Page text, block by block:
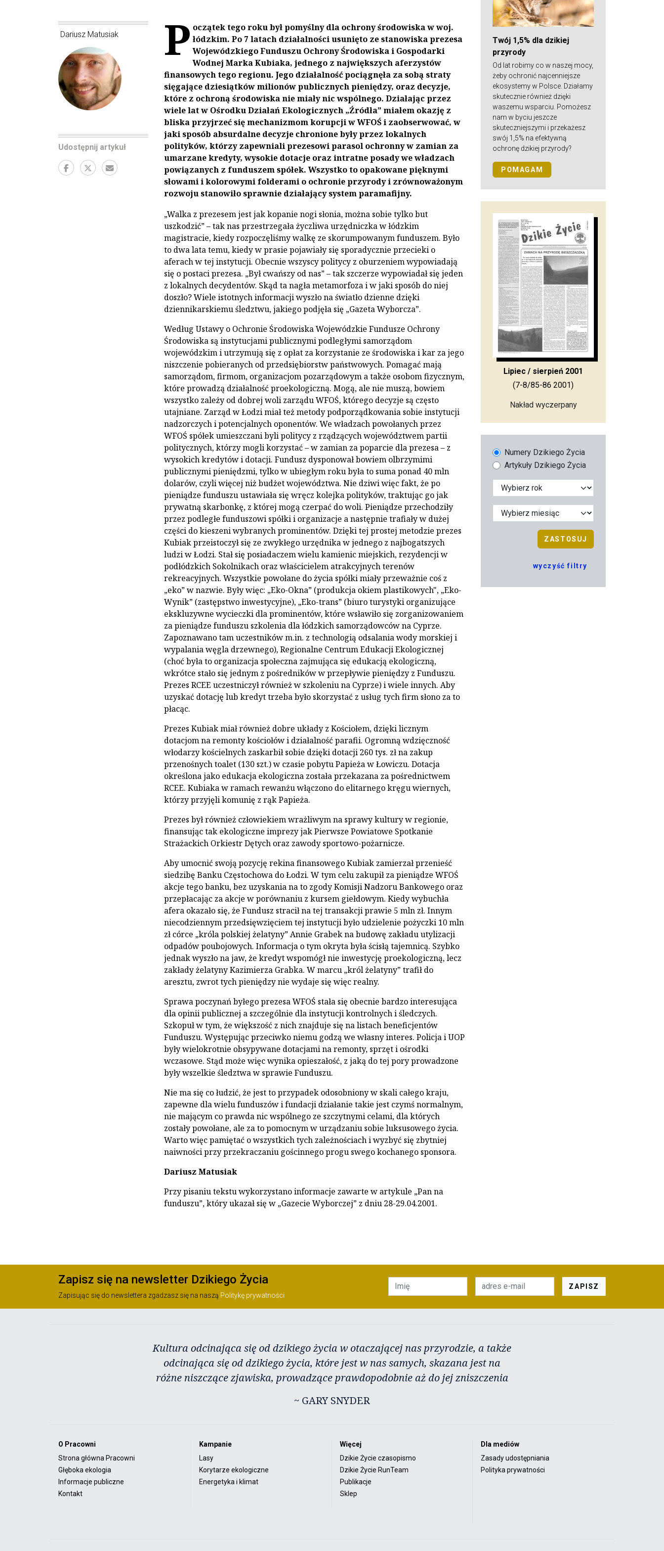
Dariusz Matusiak
Udostępnij artykuł
P oczątek tego roku był pomyślny dla ochrony środowiska w woj.
łódzkim. Po 7 latach działalności usunięto ze stanowiska prezesa
Wojewódzkiego Funduszu Ochrony Środowiska i Gospodarki
Wodnej Marka Kubiaka, jednego z największych aferzystów
finansowych tego regionu. Jego działalność pociągnęła za sobą straty
sięgające dziesiątków milionów publicznych pieniędzy, oraz decyzje,
które z ochroną środowiska nie miały nic wspólnego. Działając przez
wiele lat w Ośrodku Działań Ekologicznych „Źródła” miałem okazję z
bliska przyjrzeć się mechanizmom korupcji w WFOŚ i zaobserwować, w
jaki sposób absurdalne decyzje chronione były przez lokalnych
polityków, którzy zapewniali prezesowi parasol ochronny w zamian za
umarzane kredyty, wysokie dotacje oraz intratne posady we władzach
powiązanych z funduszem spółek. Wszystko to opakowane pięknymi
słowami i kolorowymi folderami o ochronie przyrody i zrównoważonym
rozwoju stanowiło sprawnie działający system paramafijny.
„Walka z prezesem jest jak kopanie nogi słonia, można sobie tylko but
uszkodzić” – tak nas przestrzegała życzliwa urzędniczka w łódzkim
magistracie, kiedy rozpoczęliśmy walkę ze skorumpowanym funduszem. Było
to dwa lata temu, kiedy w prasie pojawiały się sporadycznie przecieki o
aferach w tej instytucji. Obecnie wszyscy politycy z oburzeniem wypowiadają
się o postaci prezesa. „Był cwańszy od nas” – tak szczerze wypowiadał się jeden
z lokalnych decydentów. Skąd ta nagła metamorfoza i w jaki sposób do niej
doszło? Wiele istotnych informacji wyszło na światło dzienne dzięki
dziennikarskiemu śledztwu, jakiego podjęła się „Gazeta Wyborcza”.
Według Ustawy o Ochronie Środowiska Wojewódzkie Fundusze Ochrony
Środowiska są instytucjami publicznymi podległymi samorządom
wojewódzkim i utrzymują się z opłat za korzystanie ze środowiska i kar za jego
niszczenie pobieranych od przedsiębiorstw państwowych. Pomagać mają
samorządom, firmom, organizacjom pozarządowym a także osobom fizycznym,
które prowadzą działalność proekologiczną. Mogą, ale nie muszą, bowiem
wszystko zależy od dobrej woli zarządu WFOŚ, którego decyzje są często
utajniane. Zarząd w Łodzi miał też metody podporządkowania sobie instytucji
nadzorczych i potencjalnych oponentów. We władzach powołanych przez
WFOŚ spółek umieszczani byli politycy z rządzących województwem partii
politycznych, którzy mogli korzystać – w zamian za poparcie dla prezesa – z
wysokich kredytów i dotacji. Fundusz dysponował bowiem olbrzymimi
publicznymi pieniędzmi, tylko w ubiegłym roku była to suma ponad 40 mln
dolarów, czyli więcej niż budżet województwa. Nie dziwi więc fakt, że po
pieniądze funduszu ustawiała się wręcz kolejka polityków, traktując go jak
prywatną skarbonkę, z której mogą czerpać do woli. Pieniądze przechodziły
przez podległe funduszowi spółki i organizacje a następnie trafiały w dużej
części do kieszeni wybranych prominentów. Dzięki tej prostej metodzie prezes
Kubiak przeistoczył się ze zwykłego urzędnika w jednego z najbogatszych
ludzi w Łodzi. Stał się posiadaczem wielu kamienic miejskich, rezydencji w
podłódzkich Sokolnikach oraz właścicielem atrakcyjnych terenów
rekreacyjnych. Wszystkie powołane do życia spółki miały przeważnie coś z
„eko” w nazwie. Były więc: „Eko-Okna” (produkcja okiem plastikowych", „Eko-
Wynik” (zastępstwo inwestycyjne), „Eko-trans” (biuro turystyki organizujące
ekskluzywne wycieczki dla prominentów, które wsławiło się zorganizowaniem
za pieniądze funduszu szkolenia dla łódzkich samorządowców na Cyprze.
Zapoznawano tam uczestników m.in. z technologią odsalania wody morskiej i
wypalania węgla drzewnego), Regionalne Centrum Edukacji Ekologicznej
(choć była to organizacja społeczna zajmująca się edukacją ekologiczną,
wkrótce stało się jednym z pośredników w przepływie pieniędzy z Funduszu.
Prezes RCEE uczestniczył również w szkoleniu na Cyprze) i wiele innych. Aby
uzyskać dotację lub kredyt trzeba było skorzystać z usług tych firm słono za to
płacąc.
Prezes Kubiak miał również dobre układy z Kościołem, dzięki licznym
dotacjom na remonty kościołów i działalność parafii. Ogromną wdzięczność
włodarzy kościelnych zaskarbił sobie dzięki dotacji 260 tys. zł na zakup
przenośnych toalet (130 szt.) w czasie pobytu Papieża w Łowiczu. Dotacja
określona jako edukacja ekologiczna została przekazana za pośrednictwem
RCEE. Kubiaka w ramach rewanżu włączono do elitarnego kręgu wiernych,
którzy przyjęli komunię z rąk Papieża.
Prezes był również człowiekiem wrażliwym na sprawy kultury w regionie,
finansując tak ekologiczne imprezy jak Pierwsze Powiatowe Spotkanie
Strażackich Orkiestr Dętych oraz zawody sportowo-pożarnicze.
Aby umocnić swoją pozycję rekina finansowego Kubiak zamierzał przenieść
siedzibę Banku Częstochowa do Łodzi. W tym celu zakupił za pieniądze WFOŚ
akcje tego banku, bez uzyskania na to zgody Komisji Nadzoru Bankowego oraz
przepłacając za akcje w porównaniu z kursem giełdowym. Kiedy wybuchła
afera okazało się, że Fundusz stracił na tej transakcji prawie 5 mln zł. Innym
niecodziennym przedsięwzięciem tej instytucji było udzielenie pożyczki 10 mln
zł córce „króla polskiej żelatyny” Annie Grabek na budowę zakładu utylizacji
odpadów poubojowych. Informacja o tym okryta była ścisłą tajemnicą. Szybko
jednak wyszło na jaw, że kredyt wspomógł nie inwestycję proekologiczną, lecz
zakłady żelatyny Kazimierza Grabka. W marcu „król żelatyny” trafił do
aresztu, zwrot tych pieniędzy nie wydaje się więc realny.
Sprawa poczynań byłego prezesa WFOŚ stała się obecnie bardzo interesująca
dla opinii publicznej a szczególnie dla instytucji kontrolnych i śledczych.
Szkopuł w tym, że większość z nich znajduje się na listach beneficjentów
Funduszu. Występując przeciwko niemu godzą we własny interes. Policja i UOP
były wielokrotnie obsypywane dotacjami na remonty, sprzęt i ośrodki
wczasowe. Stąd może więc wynika opieszałość, z jaką do tej pory prowadzone
były wszelkie śledztwa w sprawie Funduszu.
Nie ma się co łudzić, że jest to przypadek odosobniony w skali całego kraju,
zapewne dla wielu funduszów i fundacji działanie takie jest czymś normalnym,
nie mającym co prawda nic wspólnego ze szczytnymi celami, dla których
zostały powołane, ale za to pomocnym w urządzaniu sobie luksusowego życia.
Warto więc pamiętać o wszystkich tych zależnościach i wyzbyć się zbytniej
naiwności przy przekraczaniu gościnnego progu swego kochanego sponsora.
Dariusz Matusiak
Przy pisaniu tekstu wykorzystano informacje zawarte w artykule „Pan na
funduszu”, który ukazał się w „Gazecie Wyborczej” z dniu 28-29.04.2001.
Twój 1,5% dla dzikiej
przyrody
Od lat robimy co w naszej mocy,
żeby ochronić najcenniejsze
ekosystemy w Polsce. Działamy
skutecznie również dzięki
waszemu wsparciu. Pomożesz
nam w byciu jeszcze
skuteczniejszymi i przekażesz
swój 1,5% na efektywną
ochronę dzikiej przyrody?
POMAGAM
Lipiec / sierpień 2001
(7-8/85-86 2001)
Nakład wyczerpany
Numery Dzikiego Życia
Artykuły Dzikiego Życia
ZASTOSUJ
wyczyść filtry
Zapisz się na newsletter Dzikiego Życia
Zapisując się do newslettera zgadzasz się na naszą Politykę prywatności
ZAPISZ
Kultura odcinająca się od dzikiego życia w otaczającej nas przyrodzie, a także
odcinająca się od dzikiego życia, które jest w nas samych, skazana jest na
różne niszczące zjawiska, prowadzące prawdopodobnie aż do jej zniszczenia
~ GARY SNYDER
O Pracowni
Strona główna Pracowni
Głęboka ekologia
Informacje publiczne
Kontakt
Kampanie
Lasy
Korytarze ekologiczne
Energetyka i klimat
Więcej
Dzikie Życie czasopismo
Dzikie Życie RunTeam
Publikacje
Sklep
Dla mediów
Zasady udostępniania
Polityka prywatności